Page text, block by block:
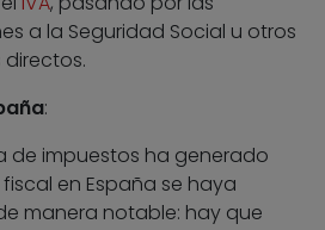
a la Seguridad Social u otros
:
de impuestos ha generado
en España se haya
manera notable: hay que